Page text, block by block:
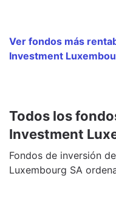
Ver fondos más
Investment
Todos los
Investment
Fondos de inversión
Luxembourg SA